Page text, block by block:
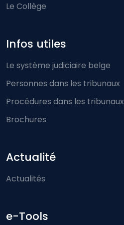
Le Collège
Infos utiles
Le système judiciaire belge
Personnes dans les tribunaux
Procédures dans les tribunaux
Brochures
Actualité
Actualités
e-Tools